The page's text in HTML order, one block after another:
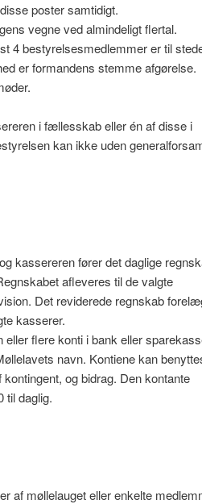
poster samtidigt.
vegne ved almindeligt flertal.
4 bestyrelsesmedlemmer er til
er formandens stemme afgørelse.
i fællesskab eller én af disse i
kan ikke uden
kassereren fører det daglige
afleveres til de valgte
Det reviderede regnskab
kasserer.
flere konti i bank eller
navn. Kontiene kan
og bidrag. Den kontante
til daglig.
af møllelauget eller enkelte